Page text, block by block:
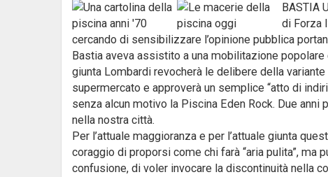
BASTIA
di Forza
cercando di sensibilizzare l’opinione pubblica
Bastia aveva assistito a una mobilitazione
giunta Lombardi revocherà le delibere della
supermercato e approverà un semplice “atto di
senza alcun motivo la Piscina Eden Rock. Due
nella nostra città.
Per l’attuale maggioranza e per l’attuale giunta
coraggio di proporsi come chi farà “aria pulita”, ma
confusione, di voler invocare la discontinuità nella